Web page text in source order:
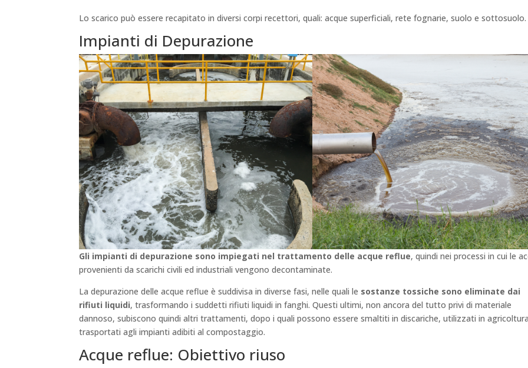
Lo scarico può essere recapitato in diversi corpi recettori, quali: acque superficiali, rete fognarie, suolo e
Impianti di Depurazione
Gli impianti di depurazione sono impiegati nel trattamento delle acque reflue, quindi nei processi in cui le
provenienti da scarichi civili ed industriali vengono decontaminate.
La depurazione delle acque reflue è suddivisa in diverse fasi, nelle quali le sostanze tossiche sono eliminate dai
rifiuti liquidi, trasformando i suddetti rifiuti liquidi in fanghi. Questi ultimi, non ancora del tutto privi di materiale
dannoso, subiscono quindi altri trattamenti, dopo i quali possono essere smaltiti in discariche, utilizzati in
trasportati agli impianti adibiti al compostaggio.
Acque reflue: Obiettivo riuso